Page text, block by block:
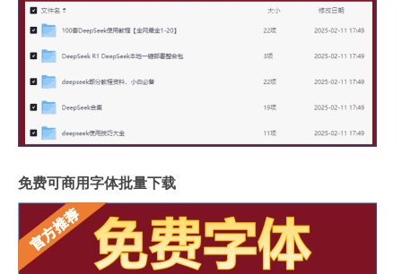
免费可商用字体批量下载